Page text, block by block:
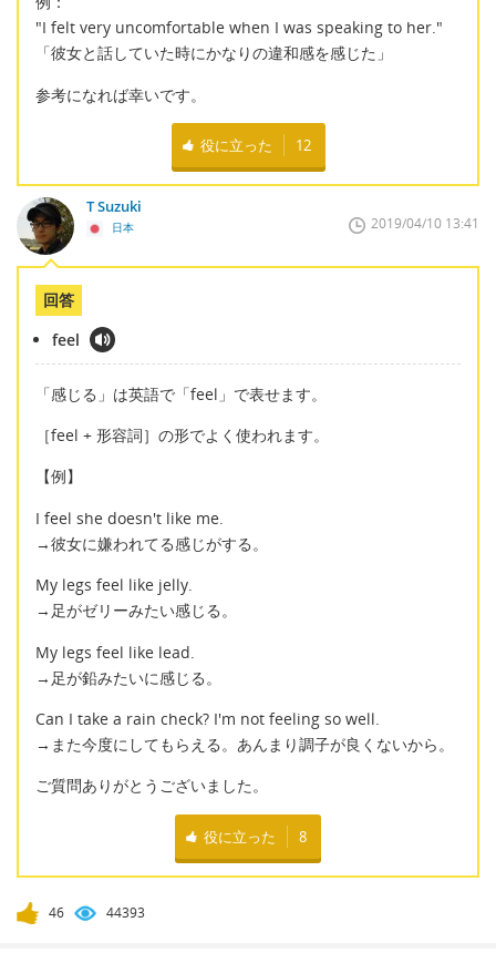
"I felt very uncomfortable when I was speaking to her."
「彼女と話していた時にかなりの違和感を感じた」
参考になれば幸いです。
役に立った 12
T Suzuki
日本 2019/04/10 13:41
回答
feel
「感じる」は英語で「feel」で表せます。
［feel + 形容詞］の形でよく使われます。
【例】
I feel she doesn't like me.
→彼女に嫌われてる感じがする。
My legs feel like jelly.
→足がゼリーみたい感じる。
My legs feel like lead.
→足が鉛みたいに感じる。
Can I take a rain check? I'm not feeling so well.
→また今度にしてもらえる。あんまり調子が良くないから。
ご質問ありがとうございました。
役に立った 8
46 44393